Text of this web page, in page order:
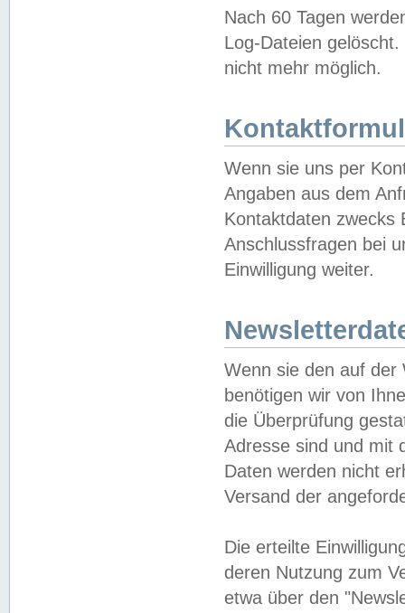
Nach 60 Tagen
Log-Dateien
nicht mehr möglich.
Wenn sie uns per
Angaben aus dem
Kontaktdaten zwecks
Anschlussfragen bei
Einwilligung weiter.
Wenn sie den auf der
benötigen wir von
die Überprüfung
Adresse sind und mit
Daten werden nicht
Versand der
Die erteilte
deren Nutzung zum
etwa über den